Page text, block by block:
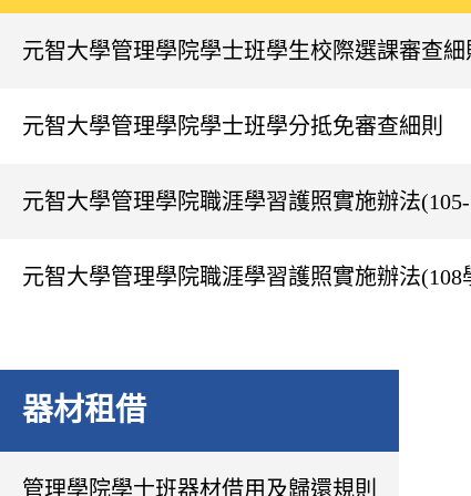
元智大學管理學院學士班學生校際選課審查細
元智大學管理學院學士班學分抵免審查細則
元智大學管理學院職涯學習護照實施辦法
元智大學管理學院職涯學習護照實施辦法
器材租借
管理學院學士班器材借用及歸還規則